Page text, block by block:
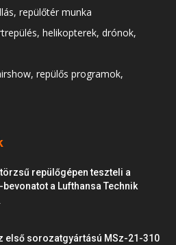
repülőtér munka
helikopterek, drónok,
repülős programok,
repülőgépen teszteli a
a Lufthansa Technik
első sorozatgyártású MSz-21-310